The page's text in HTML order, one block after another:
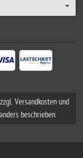
Versandkosten und
beschrieben